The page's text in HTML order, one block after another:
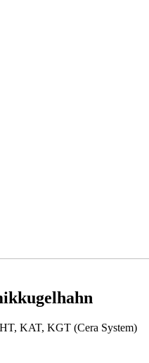
KAT, KGT (Cera System)